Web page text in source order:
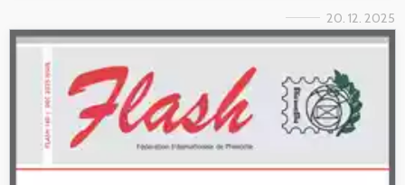
20. 12. 2025